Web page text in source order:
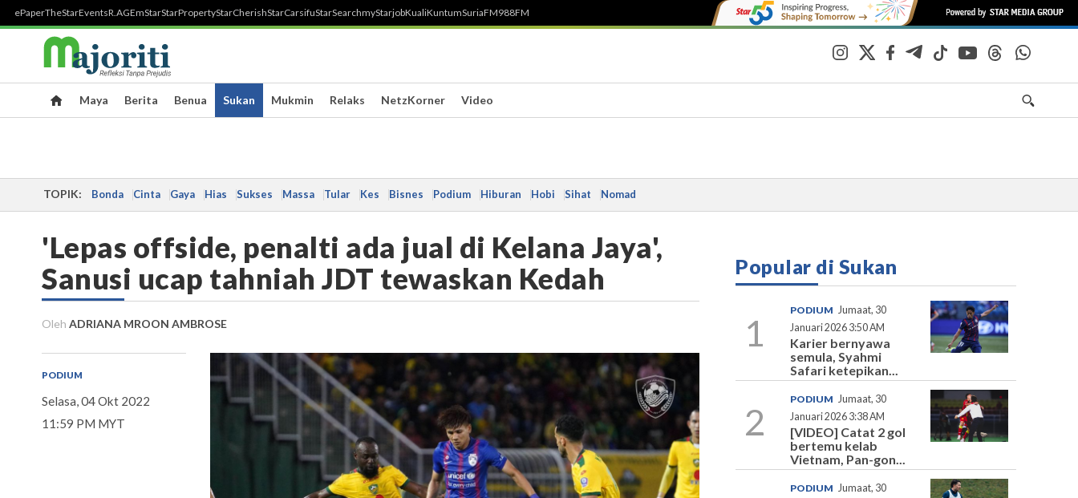
ePaperTheStarEventsR.AGEmStarStarPropertyStarCherishStarCarsifuStarSearchmyStarjobKualiKuntumSuriaFM988FM
Maya Berita Benua Sukan Mukmin Relaks NetzKorner Video
TOPIK: Bonda Cinta Gaya Hias Sukses Massa Tular Kes Bisnes Podium Hiburan Hobi Sihat Nomad
'Lepas offside, penalti ada jual di Kelana Jaya',
Sanusi ucap tahniah JDT tewaskan Kedah
Oleh ADRIANA MROON AMBROSE
PODIUM
Selasa, 04 Okt 2022
11:59 PM MYT
Popular di Sukan
1
PODIUM Jumaat, 30
Januari 2026 3:50 AM
Karier bernyawa
semula, Syahmi
Safari ketepikan...
2
PODIUM Jumaat, 30
Januari 2026 3:38 AM
[VIDEO] Catat 2 gol
bertemu kelab
Vietnam, Pan-gon...
PODIUM Jumaat, 30